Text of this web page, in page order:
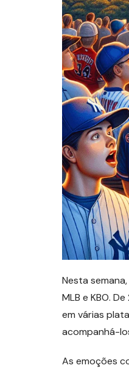
Nesta
MLB e KBO.
em várias
acompanhá-
As emoções